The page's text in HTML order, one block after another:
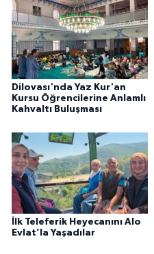
Dilovası'nda Yaz Kur'an
Kursu Öğrencilerine Anlamlı
Kahvaltı Buluşması
İlk Teleferik Heyecanını Alo
Evlat’la Yaşadılar